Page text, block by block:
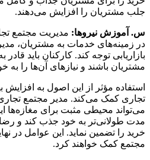
جلب مشتریان را افزایش می‌دهند.
س. آموزش نیروها: مدیریت مجتمع
در زمینه‌های خدمات به مشتریان،
بازاریابی توجه کند. کارکنان باید قادر
مشتریان باشند و نیازهای آن‌ها را به
استفاده مؤثر از این اصول به
تجاری کمک می‌کند. مدیر مجتمع
می‌تواند محیطی مثبت برای مغازه‌ها
مدت طولانی‌تر به خود جذب کند و
خرید را تضمین نماید. این عوامل در
مجتمع کمک خواهند کرد.